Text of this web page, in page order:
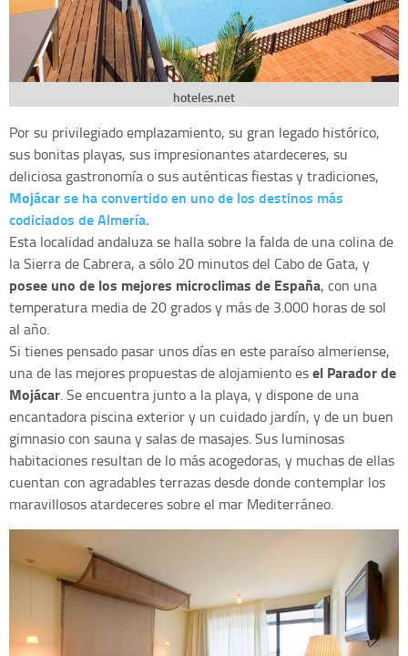
hoteles.net
Por su privilegiado emplazamiento, su gran legado histórico,
sus bonitas playas, sus impresionantes atardeceres, su
deliciosa gastronomía o sus auténticas fiestas y tradiciones,
Mojácarse ha convertido en uno de los destinos más
codiciados de Almería.
Esta localidad andaluza se halla sobre la falda de una colina de
la Sierra de Cabrera, a sólo 20 minutos del Cabo de Gata, y
posee uno de los mejores microclimas de España, con una
temperatura media de 20 grados y más de 3.000 horas de sol
al año.
Si tienes pensado pasar unos días en este paraíso almeriense,
una de las mejores propuestas de alojamiento esel Parador de
Mojácar. Se encuentra junto a la playa, y dispone de una
encantadora piscina exterior y un cuidado jardín, y de un buen
gimnasio con sauna y salas de masajes. Sus luminosas
habitaciones resultan de lo más acogedoras, y muchas de ellas
cuentan con agradables terrazas desde donde contemplar los
maravillosos atardeceres sobre el mar Mediterráneo.